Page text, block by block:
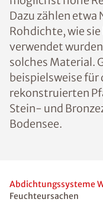
Dazu zählen
Rohdichte, wie
verwendet
solches Material.
beispielsweise für
rekonstruierten
Stein- und
Bodensee.
Abdichtungssysteme
Feuchteursachen